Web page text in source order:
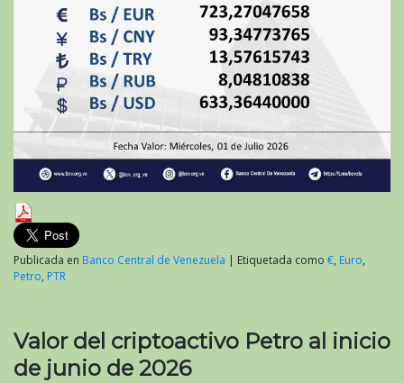
Publicada en Banco Central de Venezuela | Etiquetada como €, Euro,
Petro, PTR
Valor del criptoactivo Petro al inicio
de junio de 2026